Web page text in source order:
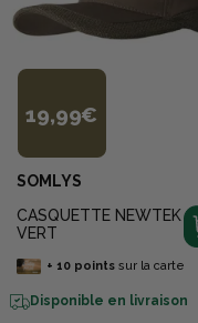
19,99€
SOMLYS
CASQUETTE NEWTEK
VERT
+ 10pointssur la carte
Disponible en livraison